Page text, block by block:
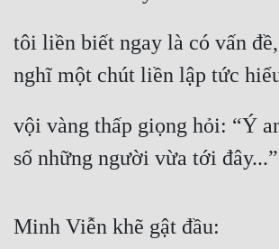
tôi liền biết ngay là có vấn
nghĩ một chút liền lập tức
vội vàng thấp giọng hỏi: “Ý
số những người vừa tới đây...”
Minh Viễn khẽ gật đầu: